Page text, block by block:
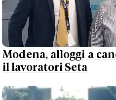
Modena, alloggi a
il lavoratori Seta